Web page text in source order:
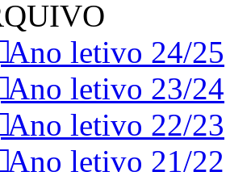
Ano letivo 24/25
Ano letivo 23/24
Ano letivo 22/23
Ano letivo 21/22